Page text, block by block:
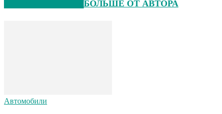
БОЛЬШЕ ОТ АВТОРА
Автомобили